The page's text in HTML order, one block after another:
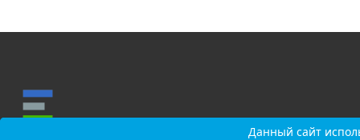
Данный сайт
Данный сайт